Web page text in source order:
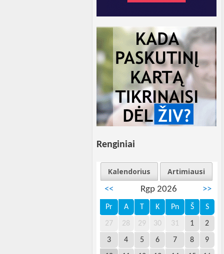
Renginiai
Kalendorius
Artimiausi
<<
Rgp 2026 >>
Pr A T K Pn Š S
27 28 29 30 31 1 2
3 4 5 6 7 8 9